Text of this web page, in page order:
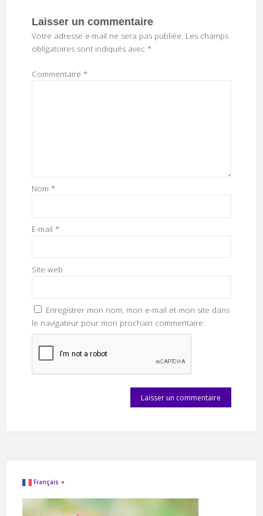
Laisser un commentaire
Votre adresse e-mail ne sera pas publiée. Les champs
obligatoires sont indiqués avec *
Commentaire *
Nom *
E-mail *
Site web
Enregistrer mon nom, mon e-mail et mon site dans
le navigateur pour mon prochain commentaire.
Français ▼